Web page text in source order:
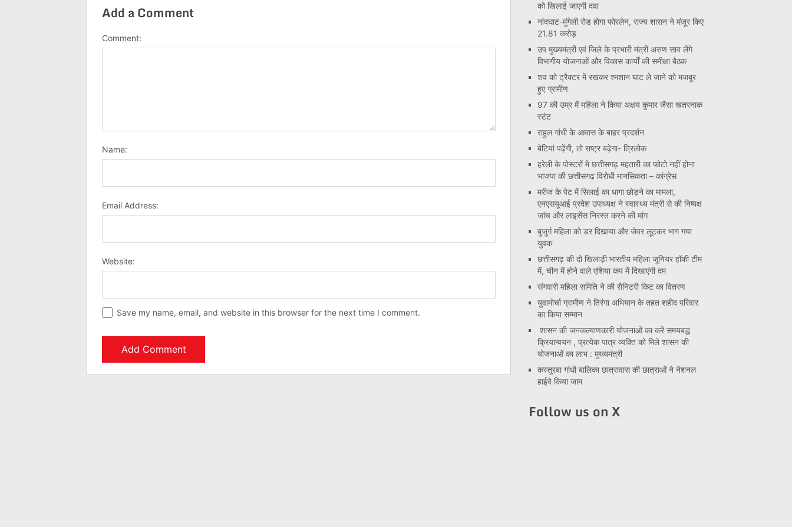
Add a Comment
Comment:
Name:
Email Address:
Website:
Save my name, email, and website in this browser for the next time I comment.
को खिलाई जाएगी दवा
नांदघाट-मुंगेली रोड होगा फोरलेन, राज्य शासन ने मंजूर किए
21.81 करोड़
उप मुख्यमंत्री एवं जिले के प्रभारी मंत्री अरुण साव लेंगे
विभागीय योजनाओं और विकास कार्यों की समीक्षा बैठक
शव को ट्रैक्टर में रखकर श्मशान घाट ले जाने को मजबूर
हुए ग्रामीण
97 की उम्र में महिला ने किया अक्षय कुमार जैसा खतरनाक
स्टंट
राहुल गांधी के आवास के बाहर प्रदर्शन
बेटियां पढ़ेंगी, तो राष्ट्र बढ़ेगा- त्रिलोक
हरेली के पोस्टरों मे छत्तीसगढ़ महतारी का फोटो नहीं होना
भाजपा की छत्तीसगढ़ विरोधी मानसिकता – कांग्रेस
मरीज के पेट में सिलाई का धागा छोड़ने का मामला,
एनएसयूआई प्रदेश उपाध्यक्ष ने स्वास्थ्य मंत्री से की निष्पक्ष
जांच और लाइसेंस निरस्त करने की मांग
बुजुर्ग महिला को डर दिखाया और जेवर लूटकर भाग गया
युवक
छत्तीसगढ़ की दो खिलाड़ी भारतीय महिला जूनियर हॉकी टीम
में, चीन में होने वाले एशिया कप में दिखाएंगी दम
संगवारी महिला समिति ने की सैनिटरी किट का वितरण
युवामोर्चा ग्रामीण ने तिरंगा अभियान के तहत शहीद परिवार
का किया सम्मान
शासन की जनकल्याणकारी योजनाओं का करें समयबद्ध
क्रियान्वयन , प्रत्येक पात्र व्यक्ति को मिले शासन की
योजनाओं का लाभ : मुख्यमंत्री
कस्तूरबा गांधी बालिका छात्रावास की छात्राओं ने नेशनल
हाईवे किया जाम
Follow us on X